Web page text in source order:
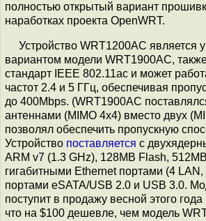
полностью открытый вариант
наработках проекта OpenWRT.
Устройство WRT1200AC является
вариантом модели WRT1900AC,
стандарт IEEE 802.11ac и может
частот 2.4 и 5 ГГц, обеспечивая
до 400Mbps. (WRT1900AC
антеннами (MIMO 4x4) вместо двух
позволял обеспечить пропускную
Устройство поставляется с
ARM v7 (1.3 GHz), 128MB Flash,
гигабитными Ethernet портами (4 LAN,
портами eSATA/USB 2.0 и USB 3.0.
поступит в продажу весной этого
что на $100 дешевле, чем модель